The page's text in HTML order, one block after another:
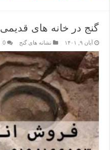
گنج در خانه های قدیمی
آبان ۹, ۱۴۰۱ نشانه های گنج 0